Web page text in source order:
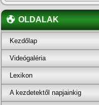
OLDALAK
Kezdőlap
Videógaléria
Lexikon
A kezdetektől napjainkig